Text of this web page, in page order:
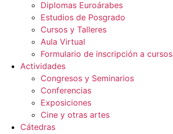
Diplomas Euroárabes
Estudios de Posgrado
Cursos y Talleres
Aula Virtual
Formulario de inscripción a cursos
Actividades
Congresos y Seminarios
Conferencias
Exposiciones
Cine y otras artes
Cátedras